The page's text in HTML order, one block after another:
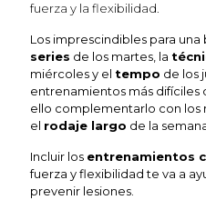
fuerza y la flexibilidad.
Los imprescindibles para una
series de los martes, la
miércoles y el tempo de los
entrenamientos más
ello complementarlo con los
el rodaje largo de la
Incluir los entrenamientos
fuerza y flexibilidad te va a
prevenir lesiones.